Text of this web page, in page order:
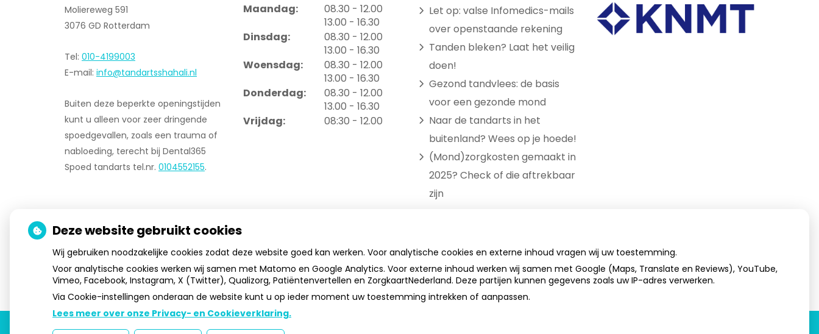
Moliereweg 591
3076 GD Rotterdam
Tel: 010-4199003
E-mail: info@tandartsshahali.nl
Buiten deze beperkte openingstijden
kunt u alleen voor zeer dringende
spoedgevallen, zoals een trauma of
nabloeding, terecht bij Dental365
Spoed tandarts tel.nr. 0104552155.
Maandag: 08.30 tot
- 12.00
13.00 tot
- 16.30
Dinsdag:
08.30 tot
- 12.00
13.00 tot
- 16.30
Woensdag:
08.30 tot
- 12.00
13.00 tot
- 16.30
Donderdag:
08.30 tot
- 12.00
13.00 tot
- 16.30
Vrijdag:
08:30 - 12.00
Let op: valse Infomedics-mails
over openstaande rekening
Tanden bleken? Laat het veilig
doen!
Gezond tandvlees: de basis
voor een gezonde mond
Naar de tandarts in het
buitenland? Wees op je hoede!
(Mond)zorgkosten gemaakt in
2025? Check of die aftrekbaar
zijn
Deze website gebruikt cookies
Wij gebruiken noodzakelijke cookies zodat deze website goed kan werken. Voor analytische cookies en externe inhoud vragen wij uw toestemming.
Voor analytische cookies werken wij samen met Matomo en Google Analytics. Voor externe inhoud werken wij samen met Google (Maps, Translate en Reviews), YouTube,
Vimeo, Facebook, Instagram, X (Twitter), Qualizorg, Patiëntenvertellen en ZorgkaartNederland. Deze partijen kunnen gegevens zoals uw IP-adres verwerken.
Via Cookie-instellingen onderaan de website kunt u op ieder moment uw toestemming intrekken of aanpassen.
Lees meer over onze Privacy- en Cookieverklaring.